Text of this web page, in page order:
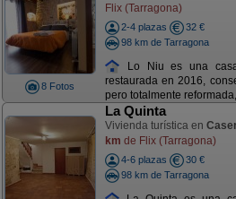
8 Fotos
Flix (Tarragona)
2-4 plazas
32 €
98 km de Tarragona
Lo Niu es una
restaurada en 2016,
pero totalmente
La Quinta
Vivienda turística en
km de Flix (Tarragona)
4-6 plazas
30 €
98 km de Tarragona